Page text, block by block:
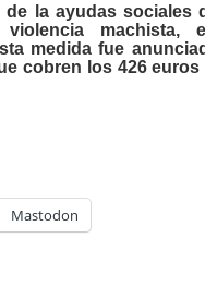
de la ayudas
machista,
medida fue
cobren los 426
Mastodon